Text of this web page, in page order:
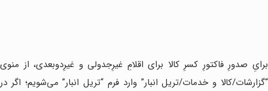
برایِ صدورِ فاکتورِ کسرِ کالا برای اقلامِ غیرِجدولی و غیرِدوبعدی، از منوی
“گزارشات/کالا و خدمات/تریل انبار” وارد فرم “تریل انبار” می‌شویم؛ اگر در